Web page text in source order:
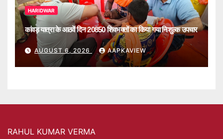
HARIDWAR
कांवड़ यात्रा के आठवें दिन 20850 शिवभक्तों का किया गया निशुल्क उपचार
AUGUST 6, 2026 AAPKAVIEW
RAHUL KUMAR VERMA